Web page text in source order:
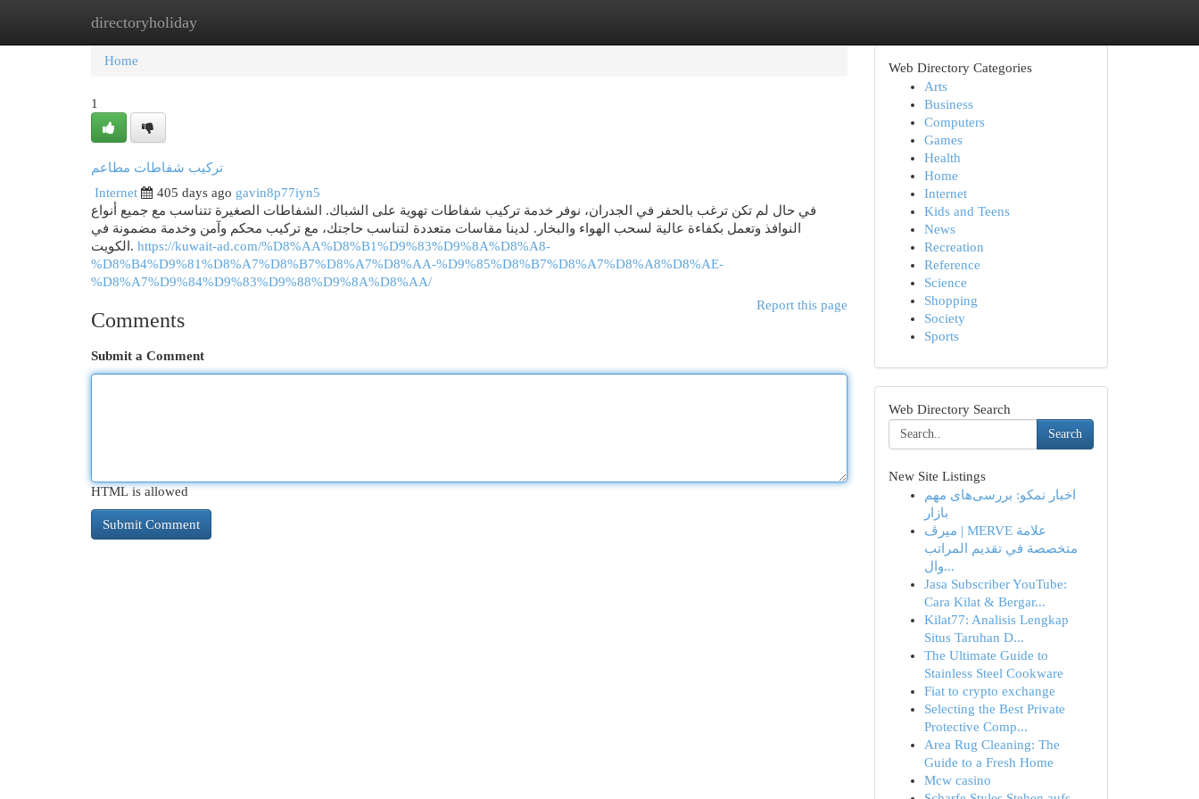
directoryholiday
Home New Site Listings
Home
1
تركيب شفاطات مطاعم
Internet
405 days ago gavin8p77iyn5
في حال لم تكن ترغب بالحفر في الجدران، نوفر خدمة تركيب شفاطات تهوية على الشباك. الشفاطات الصغيرة تتناسب مع جميع أنواع
النوافذ وتعمل بكفاءة عالية لسحب الهواء والبخار. لدينا مقاسات متعددة لتناسب حاجتك، مع تركيب محكم وآمن وخدمة مضمونة في
الكويت. https://kuwait-ad.com/%D8%AA%D8%B1%D9%83%D9%8A%D8%A8-
%D8%B4%D9%81%D8%A7%D8%B7%D8%A7%D8%AA-%D9%85%D8%B7%D8%A7%D8%A8%D8%AE-
%D8%A7%D9%84%D9%83%D9%88%D9%8A%D8%AA/
Report this page
Comments
Submit a Comment
HTML is allowed
Web Directory Categories
Arts
Business
Computers
Games
Health
Home
Internet
Kids and Teens
News
Recreation
Reference
Science
Shopping
Society
Sports
Web Directory Search
Search
New Site Listings
اخبار نمکو: بررسی‌های مهم
بازار
ميرڤ | MERVE علامة
متخصصة في تقديم المراتب
وال...
Jasa Subscriber YouTube:
Cara Kilat & Bergar...
Kilat77: Analisis Lengkap
Situs Taruhan D...
The Ultimate Guide to
Stainless Steel Cookware
Fiat to crypto exchange
Selecting the Best Private
Protective Comp...
Area Rug Cleaning: The
Guide to a Fresh Home
Mcw casino